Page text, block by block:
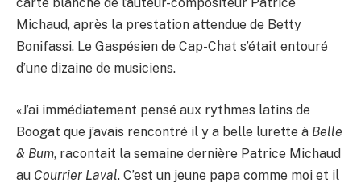
Michaud, après la prestation attendue de Betty
Bonifassi. Le Gaspésien de Cap-Chat s’était entouré
d’une dizaine de musiciens.
«J’ai immédiatement pensé aux rythmes latins de
Boogat que j’avais rencontré il y a belle lurette à Belle
& Bum, racontait la semaine dernière Patrice Michaud
au Courrier Laval. C’est un jeune papa comme moi et il